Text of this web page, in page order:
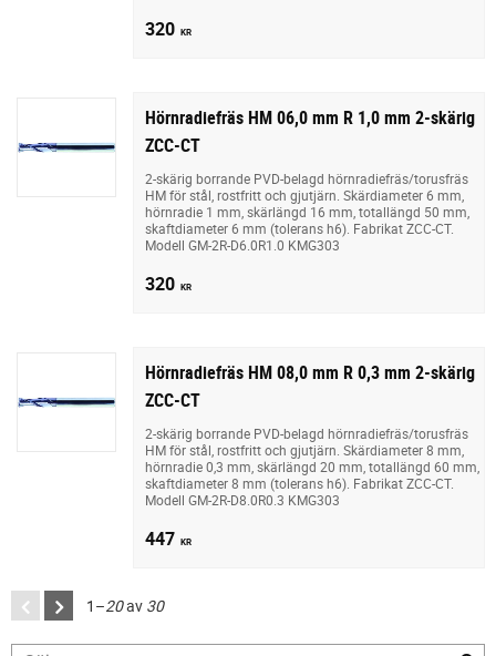
320 KR
Hörnradiefräs HM 06,0 mm R 1,0 mm 2-skärig
ZCC-CT
2-skärig borrande PVD-belagd hörnradiefräs/torusfräs
HM för stål, rostfritt och gjutjärn. Skärdiameter 6 mm,
hörnradie 1 mm, skärlängd 16 mm, totallängd 50 mm,
skaftdiameter 6 mm (tolerans h6). Fabrikat ZCC-CT.
Modell GM-2R-D6.0R1.0 KMG303
320 KR
Hörnradiefräs HM 08,0 mm R 0,3 mm 2-skärig
ZCC-CT
2-skärig borrande PVD-belagd hörnradiefräs/torusfräs
HM för stål, rostfritt och gjutjärn. Skärdiameter 8 mm,
hörnradie 0,3 mm, skärlängd 20 mm, totallängd 60 mm,
skaftdiameter 8 mm (tolerans h6). Fabrikat ZCC-CT.
Modell GM-2R-D8.0R0.3 KMG303
447 KR
1–20av 30